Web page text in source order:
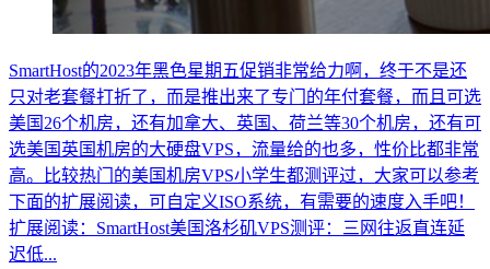
SmartHost的2023年黑色星期五促销非常给力啊，终于不是还
只对老套餐打折了，而是推出来了专门的年付套餐，而且可选
美国26个机房，还有加拿大、英国、荷兰等30个机房，还有可
选美国英国机房的大硬盘VPS，流量给的也多，性价比都非常
高。比较热门的美国机房VPS小学生都测评过，大家可以参考
下面的扩展阅读，可自定义ISO系统，有需要的速度入手吧！
扩展阅读：SmartHost美国洛杉矶VPS测评：三网往返直连延
迟低...